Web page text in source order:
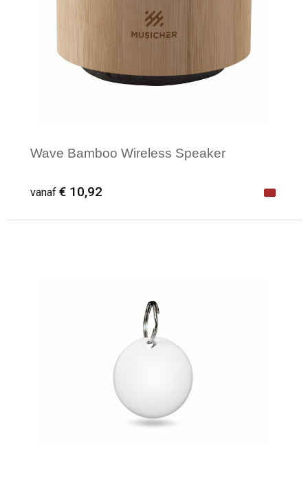
Wave Bamboo Wireless Speaker
vanaf € 10,92